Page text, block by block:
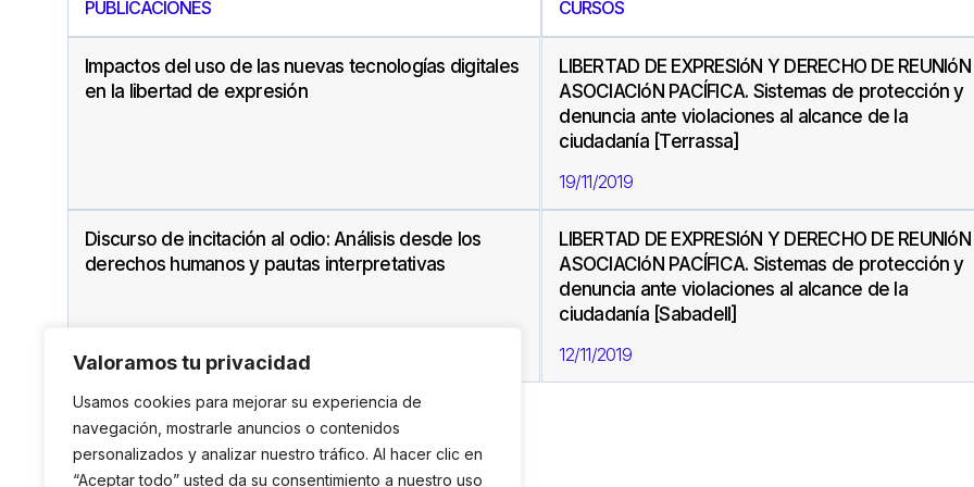
Valoramos tu privacidad
Usamos cookies para mejorar su experiencia de
navegación, mostrarle anuncios o contenidos
personalizados y analizar nuestro tráfico. Al hacer clic en
“Aceptar todo” usted da su consentimiento a nuestro uso
PUBLICACIONES
Impactos del uso de las nuevas tecnologías digitales
en la libertad de expresión
Discurso de incitación al odio: Análisis desde los
derechos humanos y pautas interpretativas
CURSOS
LIBERTAD DE EXPRESIóN Y DERECHO DE
ASOCIACIóN PACÍFICA. Sistemas de protección y
denuncia ante violaciones al alcance de la
ciudadanía [Terrassa]
19/11/2019
LIBERTAD DE EXPRESIóN Y DERECHO DE
ASOCIACIóN PACÍFICA. Sistemas de protección y
denuncia ante violaciones al alcance de la
ciudadanía [Sabadell]
12/11/2019